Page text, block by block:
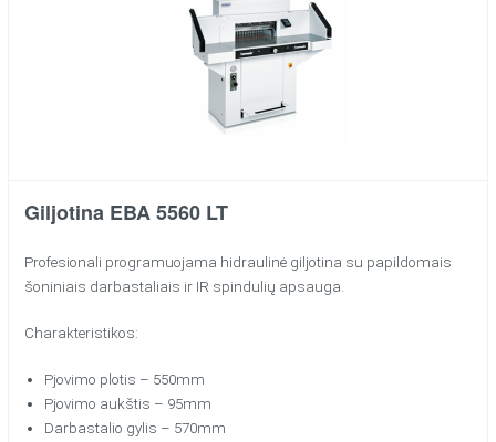
Giljotina EBA 5560 LT
Profesionali programuojama hidraulinė giljotina su papildomais
šoniniais darbastaliais ir IR spindulių apsauga.
Charakteristikos:
Pjovimo plotis – 550mm
Pjovimo aukštis – 95mm
Darbastalio gylis – 570mm